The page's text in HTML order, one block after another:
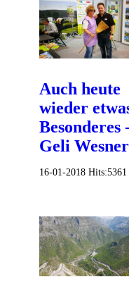
Auch heute
wieder
Besonderes
Geli Wesner
16-01-2018 Hits:5361